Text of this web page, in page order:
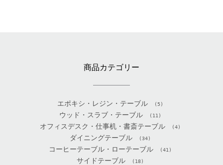
商品カテゴリー
エポキシ・レジン・テーブル (5)
ウッド・スラブ・テーブル (11)
オフィスデスク・仕事机・書斎テーブル (4)
ダイニングテーブル (34)
コーヒーテーブル・ローテーブル (41)
サイドテーブル (18)